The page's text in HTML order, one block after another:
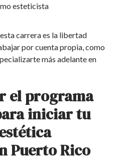
esteticista
carrera es la libertad
por cuenta propia, como
más adelante en
el programa
iniciar tu
Puerto Rico